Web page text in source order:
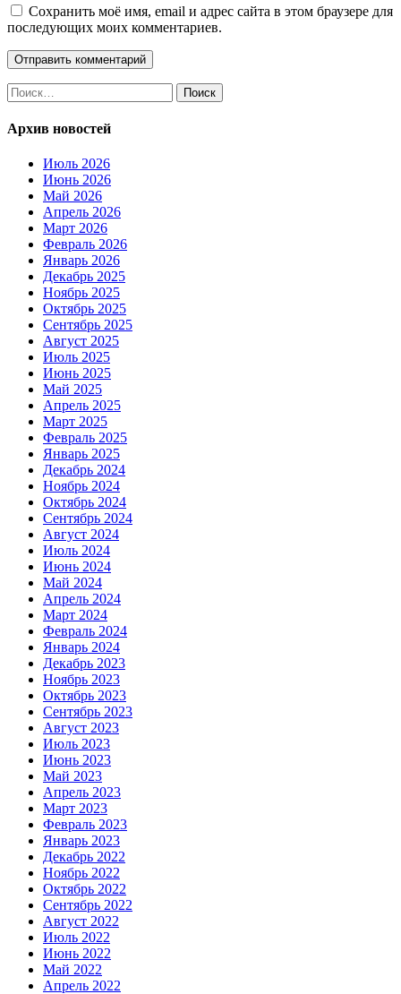
Сохранить моё имя, email и адрес сайта в этом браузере для
последующих моих комментариев.
Найти:
Архив новостей
Июль 2026
Июнь 2026
Май 2026
Апрель 2026
Март 2026
Февраль 2026
Январь 2026
Декабрь 2025
Ноябрь 2025
Октябрь 2025
Сентябрь 2025
Август 2025
Июль 2025
Июнь 2025
Май 2025
Апрель 2025
Март 2025
Февраль 2025
Январь 2025
Декабрь 2024
Ноябрь 2024
Октябрь 2024
Сентябрь 2024
Август 2024
Июль 2024
Июнь 2024
Май 2024
Апрель 2024
Март 2024
Февраль 2024
Январь 2024
Декабрь 2023
Ноябрь 2023
Октябрь 2023
Сентябрь 2023
Август 2023
Июль 2023
Июнь 2023
Май 2023
Апрель 2023
Март 2023
Февраль 2023
Январь 2023
Декабрь 2022
Ноябрь 2022
Октябрь 2022
Сентябрь 2022
Август 2022
Июль 2022
Июнь 2022
Май 2022
Апрель 2022